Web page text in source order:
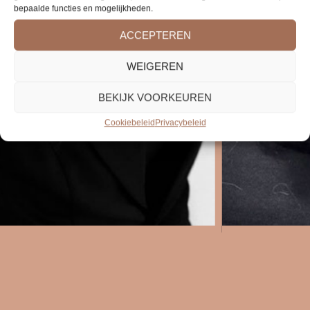
bepaalde functies en mogelijkheden.
ACCEPTEREN
WEIGEREN
BEKIJK VOORKEUREN
CookiebeleidPrivacybeleid